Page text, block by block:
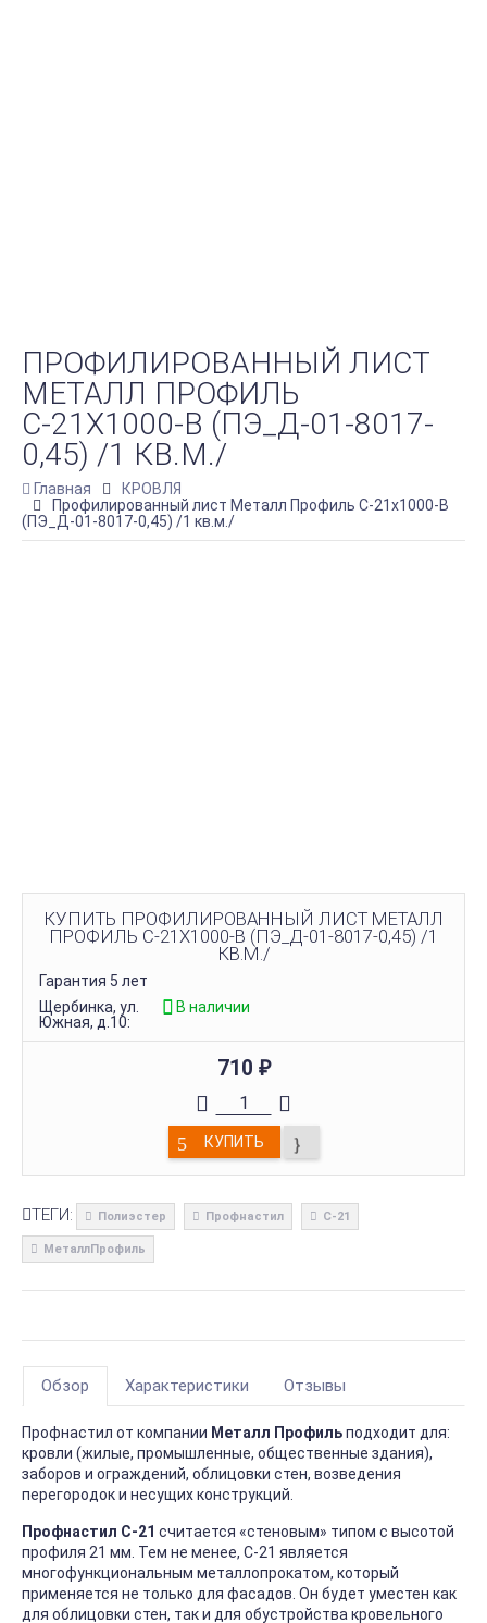
ПРОФИЛИРОВАННЫЙ ЛИСТ
МЕТАЛЛ ПРОФИЛЬ
С-21Х1000-B (ПЭ_Д-01-8017-
0,45) /1 КВ.М./
Главная
КРОВЛЯ
Профилированный лист Металл Профиль С-21х1000-B
(ПЭ_Д-01-8017-0,45) /1 кв.м./
КУПИТЬ ПРОФИЛИРОВАННЫЙ ЛИСТ МЕТАЛЛ
ПРОФИЛЬ С-21Х1000-B (ПЭ_Д-01-8017-0,45) /1
КВ.М./
Гарантия 5 лет
Щербинка, ул.
Южная, д.10:
В наличии
710 ₽
КУПИТЬ
ТЕГИ: Полиэстер Профнастил С-21
МеталлПрофиль
Обзор Характеристики Отзывы
Профнастил от компании Металл Профильподходит для:
кровли (жилые, промышленные, общественные здания),
заборов и ограждений, облицовки стен, возведения
перегородок и несущих конструкций.
Профнастил С-21 считается «стеновым» типом с высотой
профиля 21 мм. Тем не менее, С-21 является
многофункциональным металлопрокатом, который
применяется не только для фасадов. Он будет уместен как
для облицовки стен, так и для обустройства кровельного